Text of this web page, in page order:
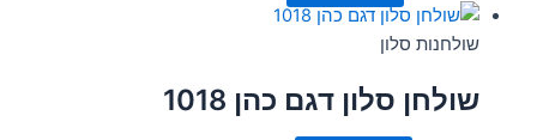
שולחנות סלון
שולחן סלון דגם כהן 1018